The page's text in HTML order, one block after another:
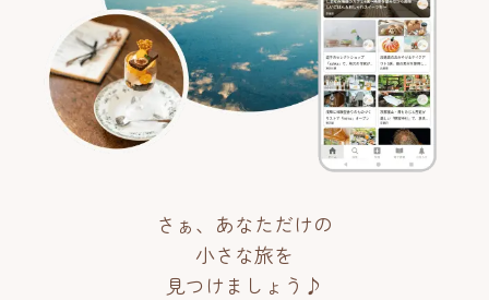
さぁ、あなただけの
小さな旅を
見つけましょう♪